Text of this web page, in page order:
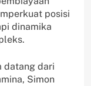
posisi
dinamika
datang dari
Simon